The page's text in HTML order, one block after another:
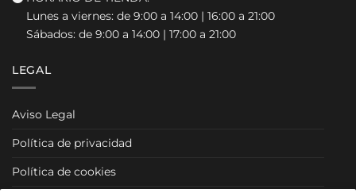
Lunes a viernes: de 9:00 a 14:00 | 16:00 a 21:00
Sábados: de 9:00 a 14:00 | 17:00 a 21:00
LEGAL
Aviso Legal
Política de privacidad
Política de cookies